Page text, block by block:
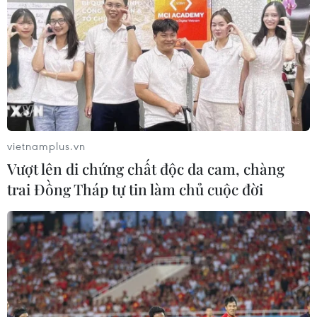
chứng chỉ LEED Gold
05/06/2026 12:00
Hai điểm đến của Flamingo lọt danh
sách resort phục vụ hội nghị tiêu
biểu 2025
11/04/2026 01:00
Quảng bá điểm đến Việt Nam tại
triển lãm quốc tế THAIFEX-HOREC
ASIA 2026
12/03/2026 12:39
Các khách sạn siêu sang toàn
cầu thiết lập mức giá kỷ lục mới
vietnamplus.vn
Vượt lên di chứng chất độc da cam, chàng
trai Đồng Tháp tự tin làm chủ cuộc đời